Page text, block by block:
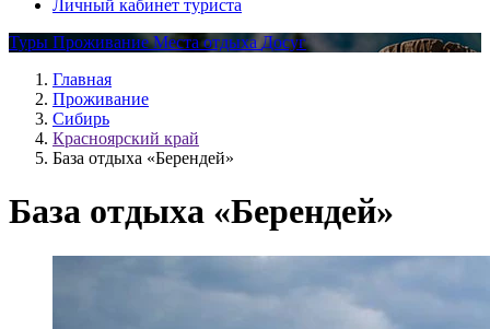
Личный кабинет туриста
Туры ПроживаниеМеста отдыха Досуг
Главная
Проживание
Сибирь
Красноярский край
База отдыха «Берендей»
База отдыха «Берендей»